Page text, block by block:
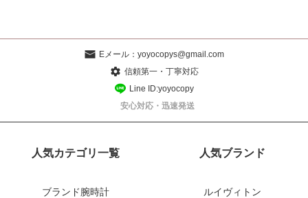
Eメール： yoyocopys@gmail.com
信頼第一・丁寧対応
Line ID:yoyocopy
安心対応・迅速発送
人気カテゴリ一覧
ブランド腕時計
人気ブランド
ルイヴィトン